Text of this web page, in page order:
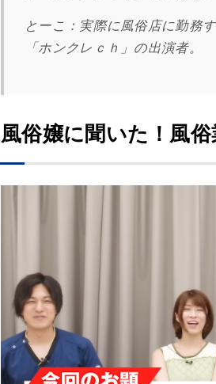
とーこ：実際に風俗店に勤務
「ホンクレｃｈ」の出演者。
風俗嬢に聞いた！風